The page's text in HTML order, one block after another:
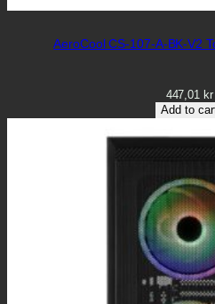
AeroCool CS-107-A-BK-V2
447,01 kr
Add to